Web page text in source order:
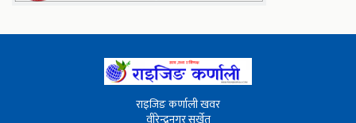
राइजिङ कर्णाली खवर